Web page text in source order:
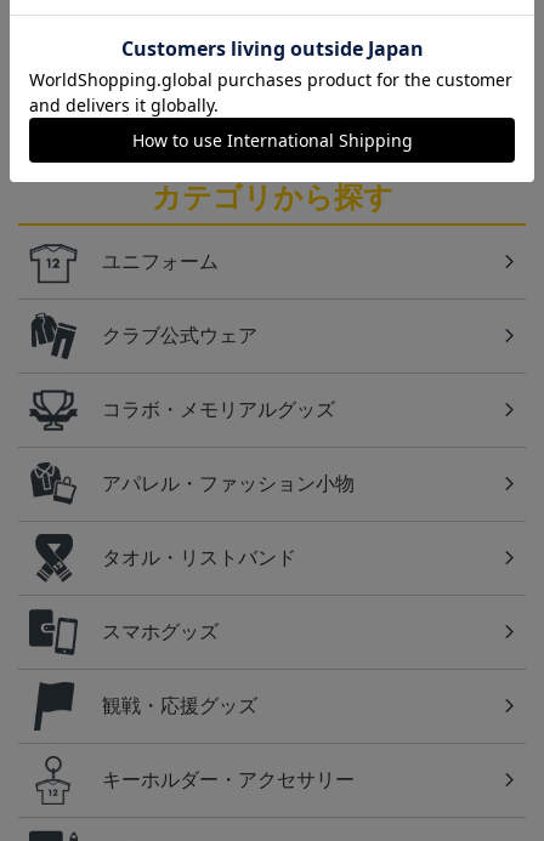
仙台
ベガルタ仙台のスクール生向けのグッズを取り扱い
しております！
カテゴリから探す
ユニフォーム
クラブ公式ウェア
コラボ・メモリアルグッズ
アパレル・ファッション小物
タオル・リストバンド
スマホグッズ
観戦・応援グッズ
キーホルダー・アクセサリー